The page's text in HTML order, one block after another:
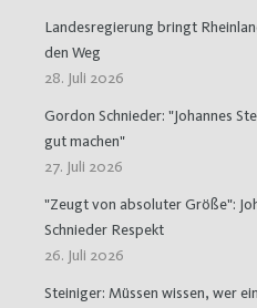
Landesregierung bringt
den Weg
28. Juli 2026
Gordon Schnieder: "Johannes
gut machen"
27. Juli 2026
"Zeugt von absoluter Größe":
Schnieder Respekt
26. Juli 2026
Steiniger: Müssen wissen, wer